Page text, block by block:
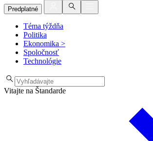
Predplatné
Téma týždňa
Politika
Ekonomika >
Spoločnosť
Technológie
Vitajte na Štandarde